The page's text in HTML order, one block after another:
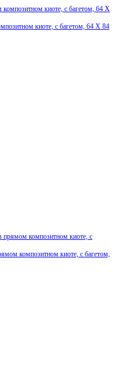
киоте, с багетом, 64 Х 84
композитном киоте, с багетом,